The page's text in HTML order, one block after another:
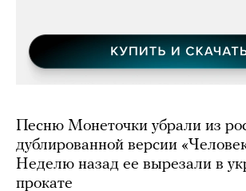
Песню Монеточки убрали из
дублированной версии
Неделю назад ее вырезали в
прокате